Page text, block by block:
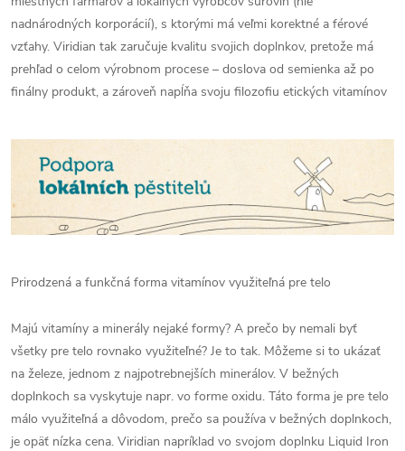
nadnárodných korporácií), s ktorými má veľmi korektné a férové
vzťahy. Viridian tak zaručuje kvalitu svojich doplnkov, pretože má
prehľad o celom výrobnom procese – doslova od semienka až po
finálny produkt, a zároveň napĺňa svoju filozofiu etických vitamínov
Prirodzená a funkčná forma vitamínov využiteľná pre telo
Majú vitamíny a minerály nejaké formy? A prečo by nemali byť
všetky pre telo rovnako využiteľné? Je to tak. Môžeme si to ukázať
na železe, jednom z najpotrebnejších minerálov. V bežných
doplnkoch sa vyskytuje napr. vo forme oxidu. Táto forma je pre telo
málo využiteľná a dôvodom, prečo sa používa v bežných doplnkoch,
je opäť nízka cena. Viridian napríklad vo svojom doplnku Liquid Iron